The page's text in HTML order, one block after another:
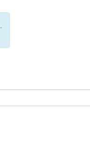
.